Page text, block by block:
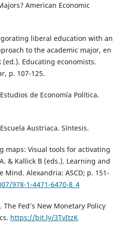
American Economic
liberal education with an
to the academic major, en
Educating economists.
p. 107-125.
de Economía Política.
Austriaca. Síntesis.
maps: Visual tools for activating
& Kallick B (eds.). Learning and
Alexandria: ASCD; p. 151-
978-1-4471-6470-8_4
Fed’s New Monetary Policy
https://bit.ly/3TvItzK